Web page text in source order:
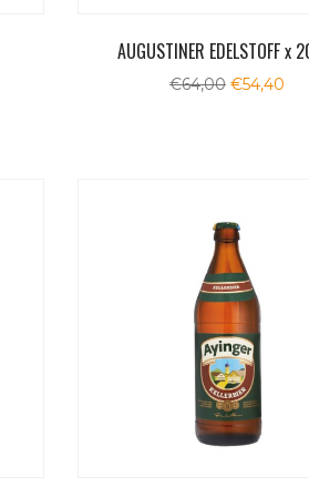
AUGUSTINER EDELSTOFF x
€64,00 Il
€54,40Il